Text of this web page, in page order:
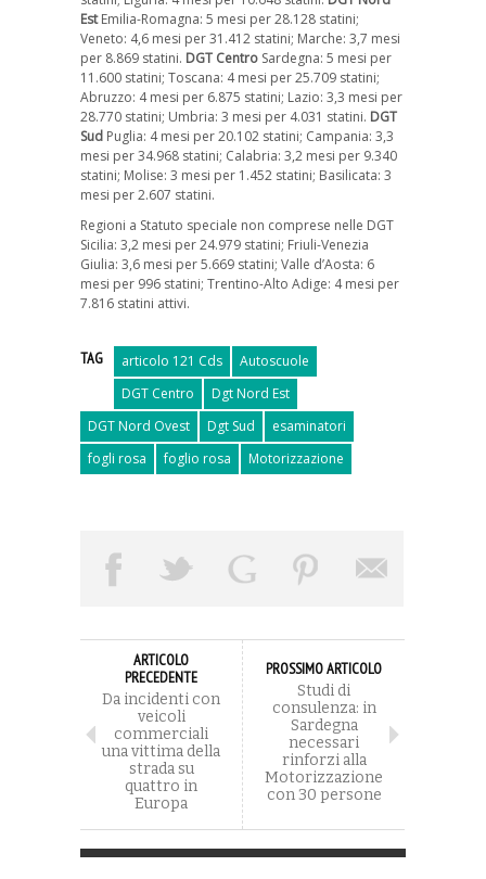
EstEmilia-Romagna: 5 mesi per 28.128 statini;
Veneto: 4,6 mesi per 31.412 statini; Marche: 3,7 mesi
per 8.869 statini. DGT Centro Sardegna: 5 mesi per
11.600 statini; Toscana: 4 mesi per 25.709 statini;
Abruzzo: 4 mesi per 6.875 statini; Lazio: 3,3 mesi per
28.770 statini; Umbria: 3 mesi per 4.031 statini. DGT
Sud Puglia: 4 mesi per 20.102 statini; Campania: 3,3
mesi per 34.968 statini; Calabria: 3,2 mesi per 9.340
statini; Molise: 3 mesi per 1.452 statini; Basilicata: 3
mesi per 2.607 statini.
Regioni a Statuto speciale non comprese nelle DGT
Sicilia: 3,2 mesi per 24.979 statini; Friuli-Venezia
Giulia: 3,6 mesi per 5.669 statini; Valle d’Aosta: 6
mesi per 996 statini; Trentino-Alto Adige: 4 mesi per
7.816 statini attivi.
TAG articolo 121 Cds
Autoscuole
DGT Centro
Dgt Nord Est
DGT Nord Ovest
Dgt Sud
esaminatori
fogli rosa
foglio rosa Motorizzazione
ARTICOLO
PRECEDENTE
Da incidenti con
veicoli
commerciali
una vittima della
strada su
quattro in
Europa
PROSSIMO ARTICOLO
Studi di
consulenza: in
Sardegna
necessari
rinforzi alla
Motorizzazione
con 30 persone